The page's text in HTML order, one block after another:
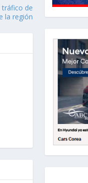
tráfico de
la región